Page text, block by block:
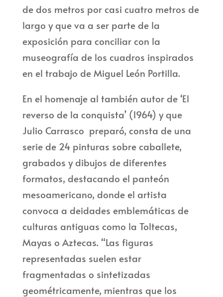
de dos metros por casi cuatro metros de
largo y que va a ser parte de la
exposición para conciliar con la
museografía de los cuadros inspirados
en el trabajo de Miguel León Portilla.
En el homenaje al también autor de ‘El
reverso de la conquista’ (1964) y que
Julio Carrasco preparó, consta de una
serie de 24 pinturas sobre caballete,
grabados y dibujos de diferentes
formatos, destacando el panteón
mesoamericano, donde el artista
convoca a deidades emblemáticas de
culturas antiguas como la Toltecas,
Mayas o Aztecas. “Las figuras
representadas suelen estar
fragmentadas o sintetizadas
geométricamente, mientras que los